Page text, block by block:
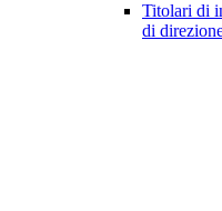
Titolari di
di